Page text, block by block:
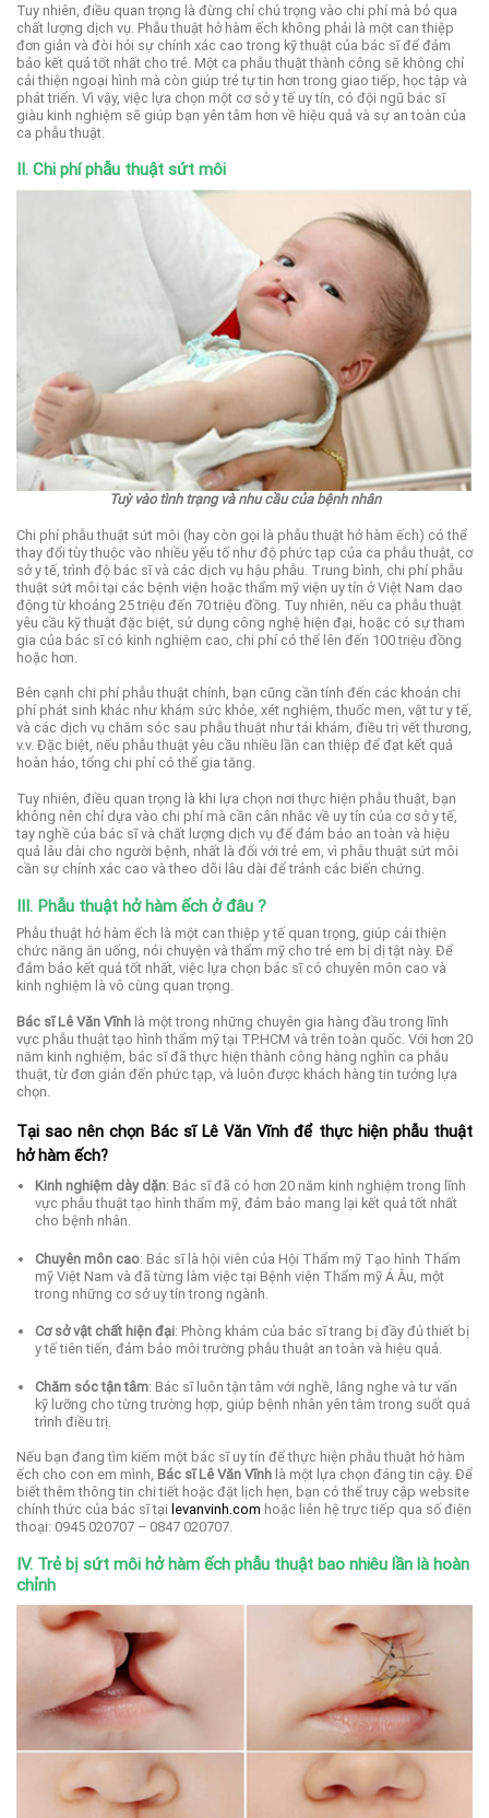
Tuy nhiên, điều quan trọng là đừng chỉ chú trọng vào chi phí mà bỏ qua
chất lượng dịch vụ. Phẫu thuật hở hàm ếch không phải là một can thiệp
đơn giản và đòi hỏi sự chính xác cao trong kỹ thuật của bác sĩ để đảm
bảo kết quả tốt nhất cho trẻ. Một ca phẫu thuật thành công sẽ không chỉ
cải thiện ngoại hình mà còn giúp trẻ tự tin hơn trong giao tiếp, học tập và
phát triển. Vì vậy, việc lựa chọn một cơ sở y tế uy tín, có đội ngũ bác sĩ
giàu kinh nghiệm sẽ giúp bạn yên tâm hơn về hiệu quả và sự an toàn của
ca phẫu thuật.
II. Chi phí phẫu thuật sứt môi
Tuỳ vào tình trạng và nhu cầu của bệnh nhân
Chi phí phẫu thuật sứt môi (hay còn gọi là phẫu thuật hở hàm ếch) có thể
thay đổi tùy thuộc vào nhiều yếu tố như độ phức tạp của ca phẫu thuật, cơ
sở y tế, trình độ bác sĩ và các dịch vụ hậu phẫu. Trung bình, chi phí phẫu
thuật sứt môi tại các bệnh viện hoặc thẩm mỹ viện uy tín ở Việt Nam dao
động từ khoảng 25 triệu đến 70 triệu đồng. Tuy nhiên, nếu ca phẫu thuật
yêu cầu kỹ thuật đặc biệt, sử dụng công nghệ hiện đại, hoặc có sự tham
gia của bác sĩ có kinh nghiệm cao, chi phí có thể lên đến 100 triệu đồng
hoặc hơn.
Bên cạnh chi phí phẫu thuật chính, bạn cũng cần tính đến các khoản chi
phí phát sinh khác như khám sức khỏe, xét nghiệm, thuốc men, vật tư y tế,
và các dịch vụ chăm sóc sau phẫu thuật như tái khám, điều trị vết thương,
v.v. Đặc biệt, nếu phẫu thuật yêu cầu nhiều lần can thiệp để đạt kết quả
hoàn hảo, tổng chi phí có thể gia tăng.
Tuy nhiên, điều quan trọng là khi lựa chọn nơi thực hiện phẫu thuật, bạn
không nên chỉ dựa vào chi phí mà cần cân nhắc về uy tín của cơ sở y tế,
tay nghề của bác sĩ và chất lượng dịch vụ để đảm bảo an toàn và hiệu
quả lâu dài cho người bệnh, nhất là đối với trẻ em, vì phẫu thuật sứt môi
cần sự chính xác cao và theo dõi lâu dài để tránh các biến chứng.
III. Phẫu thuật hở hàm ếch ở đâu ?
Phẫu thuật hở hàm ếch là một can thiệp y tế quan trọng, giúp cải thiện
chức năng ăn uống, nói chuyện và thẩm mỹ cho trẻ em bị dị tật này. Để
đảm bảo kết quả tốt nhất, việc lựa chọn bác sĩ có chuyên môn cao và
kinh nghiệm là vô cùng quan trọng.
Bác sĩ Lê Văn Vĩnh là một trong những chuyên gia hàng đầu trong lĩnh
vực phẫu thuật tạo hình thẩm mỹ tại TP.HCM và trên toàn quốc. Với hơn 20
năm kinh nghiệm, bác sĩ đã thực hiện thành công hàng nghìn ca phẫu
thuật, từ đơn giản đến phức tạp, và luôn được khách hàng tin tưởng lựa
chọn.
Tại sao nên chọn Bác sĩ Lê Văn Vĩnh để thực hiện phẫu thuật
hở hàm ếch?
Kinh nghiệm dày dặn: Bác sĩ đã có hơn 20 năm kinh nghiệm trong lĩnh
vực phẫu thuật tạo hình thẩm mỹ, đảm bảo mang lại kết quả tốt nhất
cho bệnh nhân.
Chuyên môn cao: Bác sĩ là hội viên của Hội Thẩm mỹ Tạo hình Thẩm
mỹ Việt Nam và đã từng làm việc tại Bệnh viện Thẩm mỹ Á Âu, một
trong những cơ sở uy tín trong ngành.
Cơ sở vật chất hiện đại: Phòng khám của bác sĩ trang bị đầy đủ thiết bị
y tế tiên tiến, đảm bảo môi trường phẫu thuật an toàn và hiệu quả.
Chăm sóc tận tâm: Bác sĩ luôn tận tâm với nghề, lắng nghe và tư vấn
kỹ lưỡng cho từng trường hợp, giúp bệnh nhân yên tâm trong suốt quá
trình điều trị.
Nếu bạn đang tìm kiếm một bác sĩ uy tín để thực hiện phẫu thuật hở hàm
ếch cho con em mình, Bác sĩ Lê Văn Vĩnh là một lựa chọn đáng tin cậy. Để
biết thêm thông tin chi tiết hoặc đặt lịch hẹn, bạn có thể truy cập website
chính thức của bác sĩ tại levanvinh.com hoặc liên hệ trực tiếp qua số điện
thoại: 0945 020707 – 0847 020707.​
IV. Trẻ bị sứt môi hở hàm ếch phẫu thuật bao nhiêu lần là hoàn
chỉnh